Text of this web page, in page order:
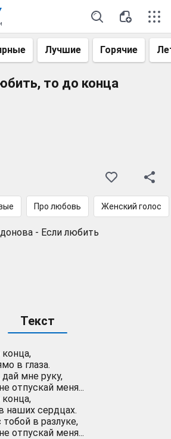
Лучшие Горячие
то до конца
Про любовь Женский голос
- Если любить
Текст
в глаза.
мне руку,
отпускай меня...
наших сердцах.
в разлуке,
отпускай меня...